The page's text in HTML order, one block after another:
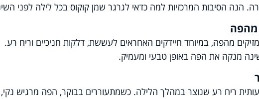
הנה הסיבות המרכזיות למה כדאי לגרגר שמן קוקוס בכל לילה לפני
מזיקים מהפה, במיוחד חיידקים האחראים לעששת, דלקות חניכיים וריח רע.
ריח רע שנוצר במהלך הלילה. כשמתעוררים בבוקר, הפה מרגיש נקי,